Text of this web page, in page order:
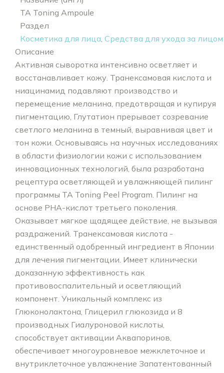
TA Toning Ampoule
Раздел
Косметика для лица, Средства для ухода за лицом
Описание
Активная сыворотка интенсивно осветляет и
восстанавливает кожу. Транексамовая кислота и
ниацинамид подавляют производство и
перемещение меланина, предотвращая и купируя
пигментацию, Глутатион прерывает созревание
светлого меланина в темный, выравнивая цвет и
тон кожи. Основываясь на научных исследованиях
в области физиологии кожи с использованием
инновационных технологий, была разработана
рецептура осветляющей и увлажняющей пилинг
программы TA Toning Peel Program. Пилинг на
основе PHA-кислот третьего поколения.
Оказывает мягкое щадящее действие, не вызывая
раздражений. Транексамовая кислота -
единственный одобренный ингредиент в Японии
для лечения пигментации. Имеет клинически
доказанную эффективность как
противовоспалительный и осветляющий
компонент. Уникальный комплекс из
Глюконолактона, Глицерил глюкозида и 8
производных Гиалуроновой кислоты,
способствует активации Аквапоринов,
обеспечивает многоуровневое межклеточное и
внутриклеточное увлажнение Запатентованный